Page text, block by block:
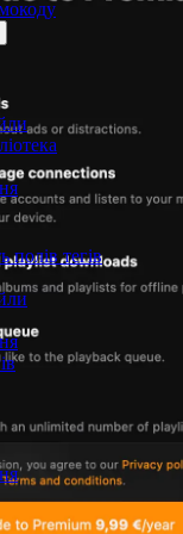
полів тегів